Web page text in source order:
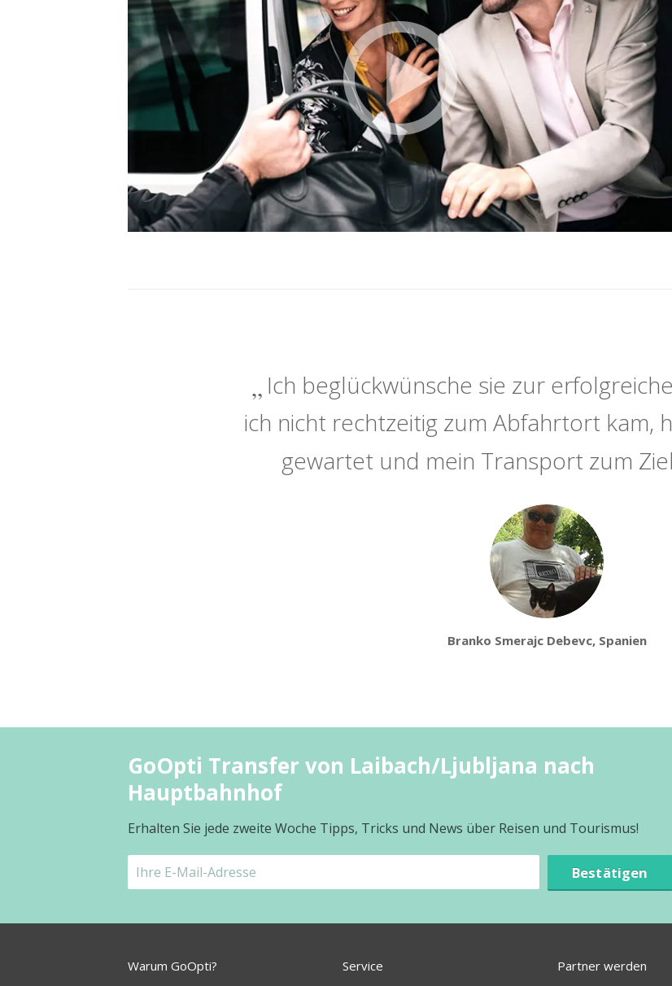
Ich beglückwünsche sie zur
ich nicht rechtzeitig zum Abfahrtort kam,
gewartet und mein Transport zum
Branko Smerajc Debevc, Spanien
GoOpti Transfer von Laibach/Ljubljana nach
Hauptbahnhof
Erhalten Sie jede zweite Woche Tipps, Tricks und News über Reisen und Tourismus!
Bestätigen
Warum GoOpti? Service Partner werden